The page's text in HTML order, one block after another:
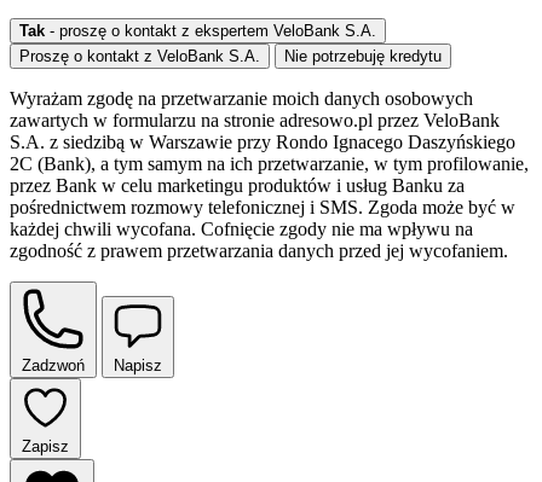
Tak - proszę o kontakt z ekspertem VeloBank S.A.
Proszę o kontakt z VeloBank S.A.
Nie potrzebuję kredytu
Wyrażam zgodę na przetwarzanie moich danych osobowych
zawartych w formularzu na stronie adresowo.pl przez VeloBank
S.A. z siedzibą w Warszawie przy Rondo Ignacego Daszyńskiego
2C (Bank), a tym samym na ich przetwarzanie, w tym profilowanie,
przez Bank w celu marketingu produktów i usług Banku za
pośrednictwem rozmowy telefonicznej i SMS. Zgoda może być w
każdej chwili wycofana. Cofnięcie zgody nie ma wpływu na
zgodność z prawem przetwarzania danych przed jej wycofaniem.
Zadzwoń Napisz
Zapisz